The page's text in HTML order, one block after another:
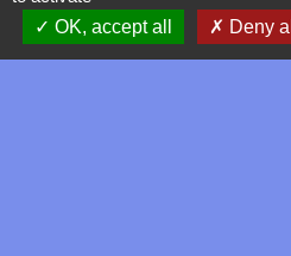
BAGATELLE
OK, accept all
Deny